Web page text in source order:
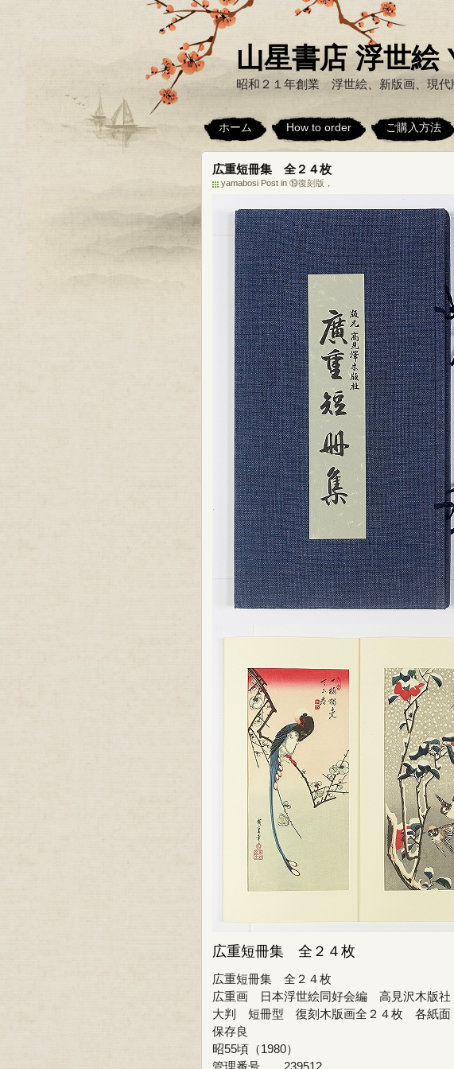
山星書店 浮世
昭和２１年創業 浮世絵、新版画、現代
ホーム How to order ご購入方法
広重短冊集 全２４枚
yamabosi Post in ⑲復刻版 ，
広重短冊集 全２４枚
広重短冊集 全２４枚
広重画 日本浮世絵同好会編 高見沢木版社
大判 短冊型 復刻木版画全２４枚 各紙
保存良
昭55頃（1980）
管理番号 239512